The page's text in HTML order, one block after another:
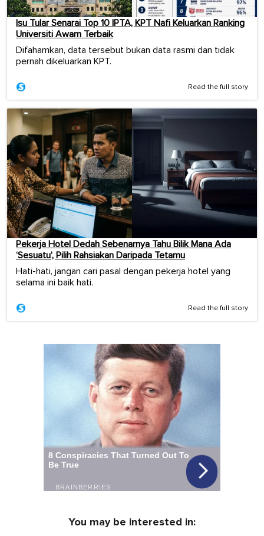
Isu Tular Senarai Top 10 IPTA, KPT Nafi Keluarkan Ranking
Universiti Awam Terbaik
Difahamkan, data tersebut bukan data rasmi dan tidak
pernah dikeluarkan KPT.
Read the full story
Pekerja Hotel Dedah Sebenarnya Tahu Bilik Mana Ada
‘Sesuatu’, Pilih Rahsiakan Daripada Tetamu
Hati-hati, jangan cari pasal dengan pekerja hotel yang
selama ini baik hati.
Read the full story
You may be interested in: